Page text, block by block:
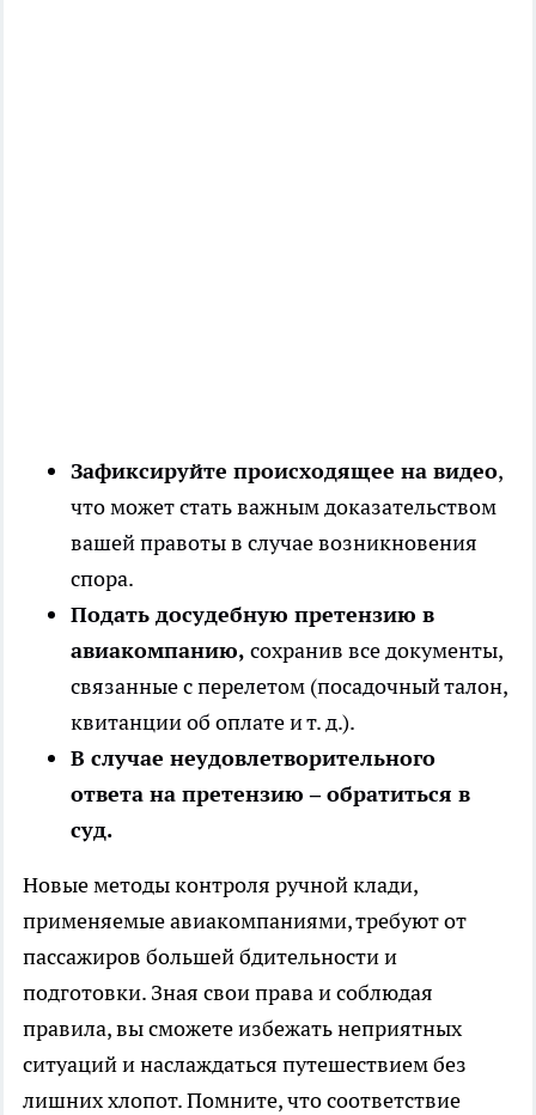
Зафиксируйте происходящее на видео,
что может стать важным доказательством
вашей правоты в случае возникновения
спора.
Подать досудебную претензию в
авиакомпанию, сохранив все документы,
связанные с перелетом (посадочный талон,
квитанции об оплате и т. д.).
В случае неудовлетворительного
ответа на претензию – обратиться в
суд.
Новые методы контроля ручной клади,
применяемые авиакомпаниями, требуют от
пассажиров большей бдительности и
подготовки. Зная свои права и соблюдая
правила, вы сможете избежать неприятных
ситуаций и наслаждаться путешествием без
лишних хлопот. Помните, что соответствие